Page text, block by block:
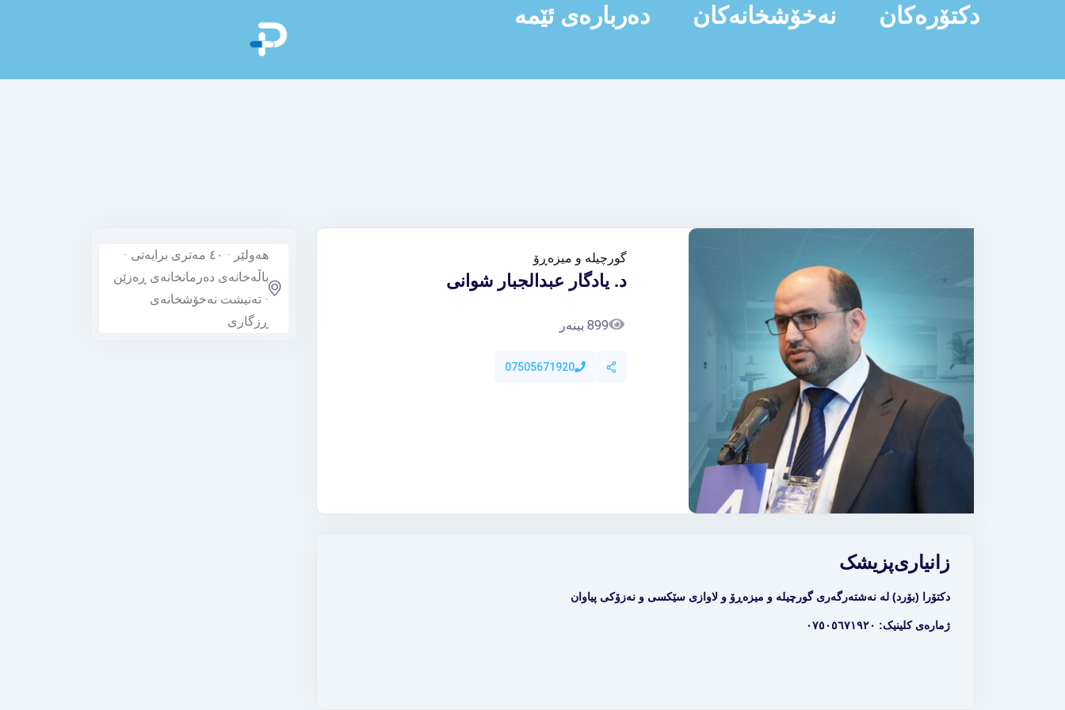
دکتۆرەکان نەخۆشخانەکان دەربارەی ئێمە
گورچیلە و میزەڕۆ
د. یادگار عبدالجبار شوانی
899 بینەر
07505671920
پزیشکزانیاری
دکتۆرا (بۆرد) لە نەشتەرگەری گورچیلە و میزەڕۆ و لاوازی سێکسی و نەزۆکی پیاوان
ژمارەی کلینیک: ٠٧٥٠٥٦٧١٩٢٠
هەولێر - ٤٠ مەتری برایەتی -
باڵەخانەی دەرمانخانەی ڕەزێن
- تەنیشت نەخۆشخانەی
ڕزگاری